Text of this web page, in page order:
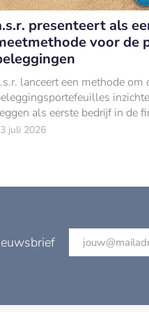
presenteert als
voor de
lanceert een methode
als eerste bedrijf in de
juli 2026